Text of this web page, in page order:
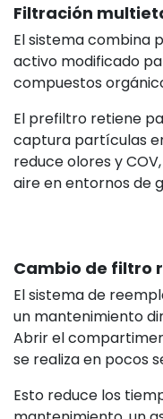
Filtración
El sistema combina
activo modificado
compuestos
El prefiltro retiene
captura partículas
reduce olores y
aire en entornos de
Cambio de filtro
El sistema de
un mantenimiento
Abrir el
se realiza en pocos
Esto reduce los